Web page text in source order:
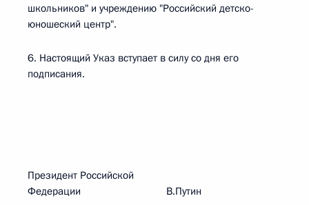
школьников" и учреждению "Российский детско-
юношеский центр".
6. Настоящий Указ вступает в силу со дня его
подписания.
Президент Российской
Федерации В.Путин